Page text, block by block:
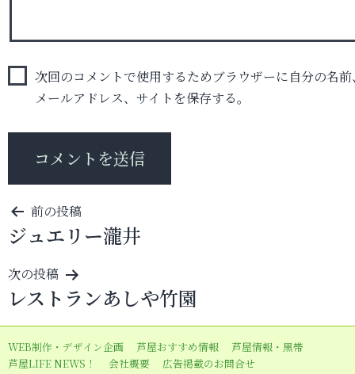
次回のコメントで使用するためブラウザーに自分の名前
メールアドレス、サイトを保存する。
投
稿
ナ
ビ
ゲ
ー
シ
前の投稿
ジュエリー瀧井
次の投稿
レストランあしや竹園
WEB制作・デザイン企画 芦屋おすすめ情報
芦屋情報・黒帯
芦屋LIFE NEWS！
会社概要 広告掲載のお問合せ